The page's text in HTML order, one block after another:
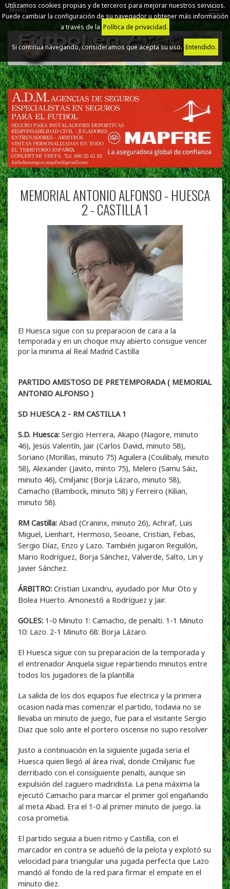
Utilizamos cookies propias y de terceros para mejorar nuestros servicios.
Puede cambiar la configuración de su navegador u obtener más información
a través de la Política de privacidad.
Si continua navegando, consideramos que acepta su uso.Entendido.
Menú
MEMORIAL ANTONIO ALFONSO - HUESCA
2 - CASTILLA 1
El Huesca sigue con su preparacion de cara a la
temporada y en un choque muy abierto consigue vencer
por la minima al Real Madrid Castilla
PARTIDO AMISTOSO DE PRETEMPORADA ( MEMORIAL
ANTONIO ALFONSO )
SD HUESCA 2 - RM CASTILLA 1
S.D. Huesca: Sergio Herrera, Akapo (Nagore, minuto
46), Jesús Valentín, Jair (Carlos David, minuto 58),
Soriano (Morillas, minuto 75) Aguilera (Coulibaly, minuto
58), Alexander (Javito, minto 75), Melero (Samu Sáiz,
minuto 46), Cmiljanic (Borja Lázaro, minuto 58),
Camacho (Bambock, minuto 58) y Ferreiro (Kilian,
minuto 58).
RM Castilla: Abad (Craninx, minuto 26), Achraf, Luis
Miguel, Lienhart, Hermoso, Seoane, Cristian, Febas,
Sergio Díaz, Enzo y Lazo. También jugaron Reguilón,
Mario Rodríguez, Borja Sánchez, Valverde, Salto, Lin y
Javier Sánchez.
ÁRBITRO: Cristian Lixandru, ayudado por Mur Oto y
Bolea Huerto. Amonestó a Rodríguez y Jair.
GOLES: 1-0 Minuto 1: Camacho, de penalti. 1-1 Minuto
10: Lazo. 2-1 Minuto 68: Borja Lázaro.
El Huesca sigue con su preparacion de la temporada y
el entrenador Anquela sigue repartiendo minutos entre
todos los jugadores de la plantilla
La salida de los dos equipos fue electrica y la primera
ocasion nada mas comenzar el partido, todavia no se
llevaba un minuto de juego, fue para el visitante Sergio
Diaz que solo ante el portero oscense no supo resolver
Justo a continuación en la siguiente jugada seria el
Huesca quien llegó al área rival, donde Cmiljanic fue
derribado con el consiguiente penalti, aunque sin
expulsión del zaguero madridista. La pena máxima la
ejecutó Camacho para marcar el primer gol engañando
al meta Abad. Era el 1-0 al primer minuto de juego. la
cosa prometia.
El partido seguia a buen ritmo y Castilla, con el
marcador en contra se adueñó de la pelota y explotó su
velocidad para triangular una jugada perfecta que Lazo
mandó al fondo de la red para firmar el empate en el
minuto diez.